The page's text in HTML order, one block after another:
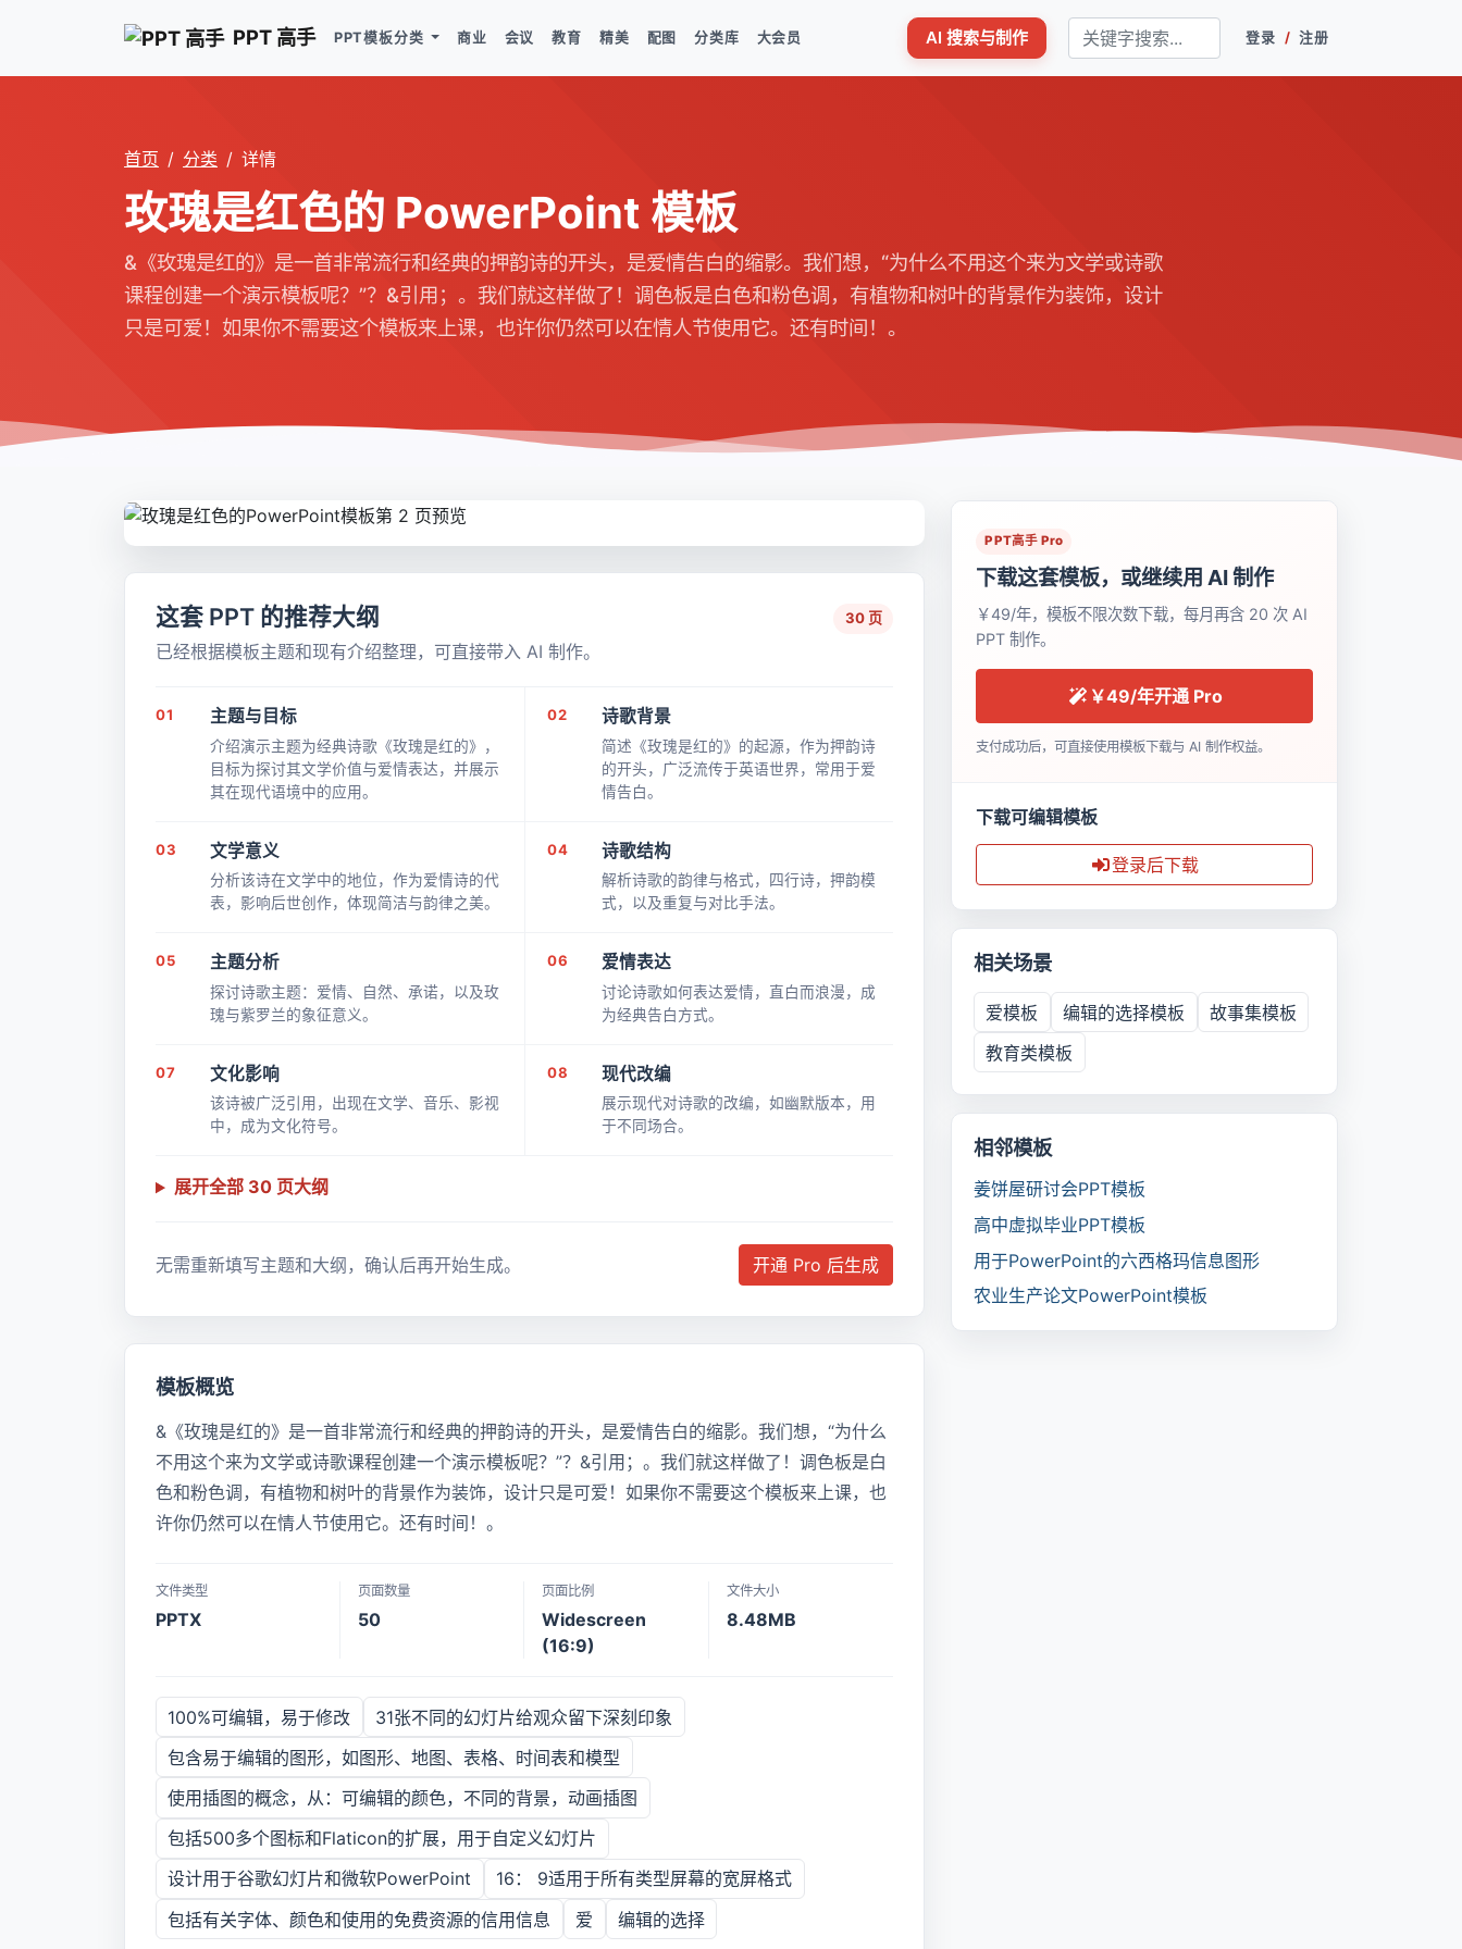
PPT 高手 PPT模板分类 商业 会议 教育 精美 配图 分类库 大会员 AI 搜索与制作 登录 / 注册
首页 分类 详情
玫瑰是红色的 PowerPoint 模板
&《玫瑰是红的》是一首非常流行和经典的押韵诗的开头，是爱情告白的缩影。我们想，“为什么不用这个来为文学或诗歌
课程创建一个演示模板呢？”？&引用；。我们就这样做了！调色板是白色和粉色调，有植物和树叶的背景作为装饰，设计
只是可爱！如果你不需要这个模板来上课，也许你仍然可以在情人节使用它。还有时间！。
这套 PPT 的推荐大纲
已经根据模板主题和现有介绍整理，可直接带入 AI 制作。
30 页
01 主题与目标
介绍演示主题为经典诗歌《玫瑰是红的》，
目标为探讨其文学价值与爱情表达，并展示
其在现代语境中的应用。
02 诗歌背景
简述《玫瑰是红的》的起源，作为押韵诗
的开头，广泛流传于英语世界，常用于爱
情告白。
03 文学意义
分析该诗在文学中的地位，作为爱情诗的代
表，影响后世创作，体现简洁与韵律之美。
04 诗歌结构
解析诗歌的韵律与格式，四行诗，押韵模
式，以及重复与对比手法。
05 主题分析
探讨诗歌主题：爱情、自然、承诺，以及玫
瑰与紫罗兰的象征意义。
06 爱情表达
讨论诗歌如何表达爱情，直白而浪漫，成
为经典告白方式。
07 文化影响
该诗被广泛引用，出现在文学、音乐、影视
中，成为文化符号。
08 现代改编
展示现代对诗歌的改编，如幽默版本，用
于不同场合。
展开全部 30 页大纲
无需重新填写主题和大纲，确认后再开始生成。 开通 Pro 后生成
模板概览
&《玫瑰是红的》是一首非常流行和经典的押韵诗的开头，是爱情告白的缩影。我们想，“为什么
不用这个来为文学或诗歌课程创建一个演示模板呢？”？&引用；。我们就这样做了！调色板是白
色和粉色调，有植物和树叶的背景作为装饰，设计只是可爱！如果你不需要这个模板来上课，也
许你仍然可以在情人节使用它。还有时间！。
文件类型
PPTX
页面数量
50
页面比例
Widescreen
(16:9)
文件大小
8.48MB
100%可编辑，易于修改
31张不同的幻灯片给观众留下深刻印象
包含易于编辑的图形，如图形、地图、表格、时间表和模型
使用插图的概念，从：可编辑的颜色，不同的背景，动画插图
包括500多个图标和Flaticon的扩展，用于自定义幻灯片
设计用于谷歌幻灯片和微软PowerPoint
16： 9适用于所有类型屏幕的宽屏格式
包括有关字体、颜色和使用的免费资源的信用信息
爱 编辑的选择
PPT高手 Pro
下载这套模板，或继续用 AI 制作
￥49/年，模板不限次数下载，每月再含 20 次 AI
PPT 制作。
￥49/年开通 Pro
支付成功后，可直接使用模板下载与 AI 制作权益。
下载可编辑模板
登录后下载
相关场景
爱模板 编辑的选择模板
故事集模板
教育类模板
相邻模板
姜饼屋研讨会PPT模板
高中虚拟毕业PPT模板
用于PowerPoint的六西格玛信息图形
农业生产论文PowerPoint模板